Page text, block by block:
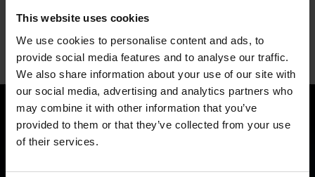
This website uses cookies
We use cookies to personalise content and ads, to
provide social media features and to analyse our traffic.
We also share information about your use of our site with
our social media, advertising and analytics partners who
may combine it with other information that you’ve
provided to them or that they’ve collected from your use
of their services.
全闭环：高精度、高质量和不变的传统